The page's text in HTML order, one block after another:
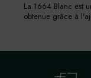
La 1664 Blanc est
obtenue grâce à